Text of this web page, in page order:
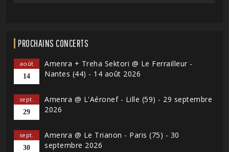
PROCHAINS CONCERTS
août
14
Amenra + Treha Sektori @ Le Ferrailleur -
Nantes (44) - 14 août 2026
sept.
29
Amenra @ L'Aéronef - Lille (59) - 29 septembre
2026
sept.
30
Amenra @ Le Trianon - Paris (75) - 30
septembre 2026